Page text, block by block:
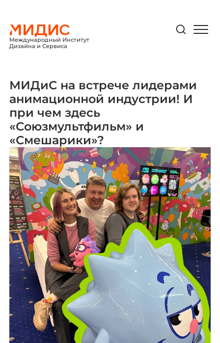
Международный Институт
Дизайна и Сервиса
МИДиС на встрече лидерами
анимационной индустрии! И
при чем здесь
«Союзмультфильм» и
«Смешарики»?